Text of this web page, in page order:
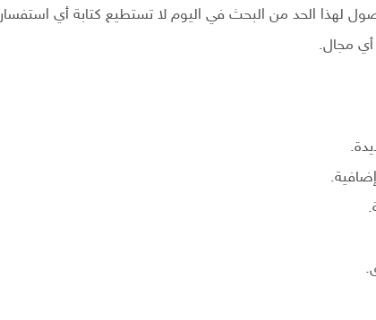
لهذا الحد من البحث في اليوم لا تستطيع كتابة أي استفسار
أي مجال.